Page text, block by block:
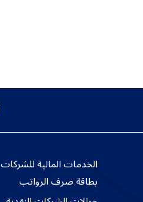
الخدمات المالية للشركات
بطاقة صرف الرواتب